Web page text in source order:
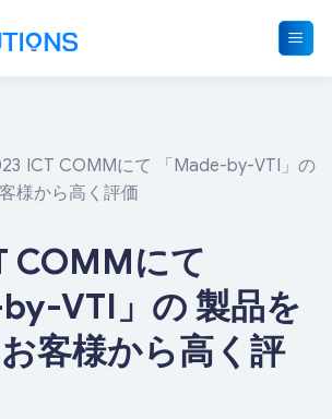
ICT COMMにて 「Made-by-VTI」の
様から高く評価
COMMにて
by-VTI」の 製品を
客様から高く評